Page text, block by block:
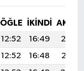
ÖĞLE İKINDI
12:52 16:49
20:12
12:52 16:48
20:11